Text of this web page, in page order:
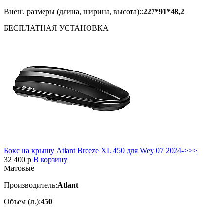
Внеш. размеры (длина, ширина, высота)::227*91*48,2
БЕСПЛАТНАЯ УСТАНОВКА
Бокс на крышу Atlant Breeze XL 450 для Wey 07 2024->>>
32 400 p В корзину
Матовые
Производитель:Atlant
Объем (л.):450